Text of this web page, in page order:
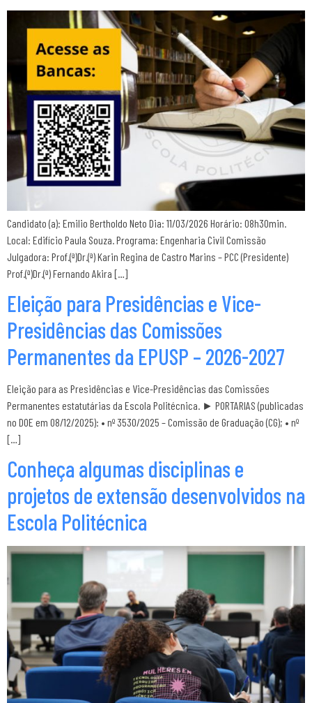
Candidato (a): Emilio Bertholdo Neto Dia: 11/03/2026 Horário: 08h30min.
Local: Edifício Paula Souza. Programa: Engenharia Civil Comissão
Julgadora: Prof.(ª)Dr.(ª) Karin Regina de Castro Marins – PCC (Presidente)
Prof.(ª)Dr.(ª) Fernando Akira […]
Eleição para Presidências e Vice-
Presidências das Comissões
Permanentes da EPUSP – 2026-2027
Eleição para as Presidências e Vice-Presidências das Comissões
Permanentes estatutárias da Escola Politécnica. ► PORTARIAS (publicadas
no DOE em 08/12/2025): • nº 3530/2025 – Comissão de Graduação (CG); • nº
[…]
Conheça algumas disciplinas e
projetos de extensão desenvolvidos na
Escola Politécnica